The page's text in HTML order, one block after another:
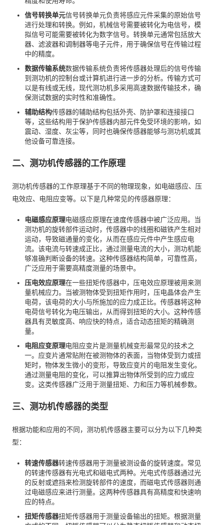
信号转换单元信号转换单元负责将感应元件采集的原始信号
进行处理和转换。例如，机械信号需要被转化为电信号，模
拟信号可能需要被转化为数字信号。转换单元通常包括放大
器、滤波器和调制器等电子元件，用于确保信号在传输过程
中的精度。
数据传输系统数据传输系统负责将传感器处理后的信号传输
到测功机的控制台或计算机进行进一步的分析。传输方式可
以是有线或无线，现代测功机多采用高速数据传输技术，确
保测试数据的实时性和准确性。
辅助结构传感器的辅助结构包括外壳、防护罩和连接接口
等，这些结构用于保护传感器内部元件免受环境的影响，如
震动、湿度、灰尘等，同时也确保传感器能够与测功机或其
他设备可靠连接。
二、测功机传感器的工作原理
测功机传感器的工作原理基于不同的物理现象，如电磁感应、压
电效应、电阻应变等。以下是几种常见的传感器原理：
电磁感应原理电磁感应原理在速度传感器中被广泛应用。当
测功机的旋转部件运动时，传感器中的线圈和磁铁产生相对
运动，导致磁通量的变化，从而在感应元件中产生感应电
流。该电流与转速成正比，通过测量电流的大小，测功机能
够准确判断设备的转速。这种传感器结构简单，可靠性高，
广泛应用于需要高精度测量的场景中。
压电效应原理在一些扭矩传感器中，压电效应原理被用来测
量机械应力。当被测物体受到扭矩作用时，压电晶体会产生
电荷，该电荷的大小与所施加的应力成正比。传感器将这种
电荷信号转化为电压输出，从而得到扭矩的大小。这种传感
器具有灵敏度高、响应快的特点，适合动态扭矩的精确测
量。
电阻应变原理电阻应变片是测量机械变形最常见的技术之
一。应变片通常贴附在被测物体的表面，当物体受到力或扭
矩时，物体发生微小的变形，导致应变片的电阻发生变化。
通过测量电阻的变化，可以推算出物体所受到的应力或应
变。这类传感器广泛用于测量扭矩、力和压力等机械参数。
三、测功机传感器的类型
根据功能和应用的不同，测功机传感器主要可以分为以下几种类
型：
转速传感器转速传感器用于测量被测设备的旋转速度。常见
的转速传感器有光电式和磁电式两种。光电式传感器通过光
的反射或遮挡来检测旋转部件的速度，而磁电式传感器则通
过电磁感应来进行测量。这两种传感器具有高精度和快速响
应的特点。
扭矩传感器扭矩传感器用于测量设备输出的扭矩。根据测量